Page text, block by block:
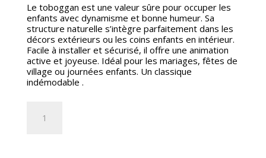
Le toboggan est une valeur sûre pour occuper les
enfants avec dynamisme et bonne humeur. Sa
structure naturelle s’intègre parfaitement dans les
décors extérieurs ou les coins enfants en intérieur.
Facile à installer et sécurisé, il offre une animation
active et joyeuse. Idéal pour les mariages, fêtes de
village ou journées enfants. Un classique
indémodable .